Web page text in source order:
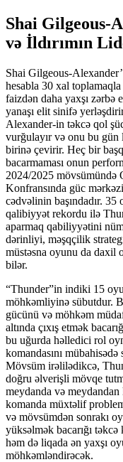
Shai Gilgeous-
və İldırımın
Shai Gilgeous-
hesabla 30 xal toplamaqla
faizdən daha yaxşı
yanaşı elit sinifə
Alexander-in təkcə qol
vurğulayır və onu bu gün
birinə çevirir. Heç bir
bacarmaması onun
2024/2025
Konfransında güc
cədvəlinin başındadır.
qalibiyyət rekordu ilə
aparmaq qabiliyyətini
dərinliyi, məşqçilik
müstəsna oyunu da daxil
bilər.
“Thunder”in indiki 15
möhkəmliyinə sübutdur.
gücünü və möhkəm
altında çıxış etmək
bu uğurda həlledici rol
komandasını
Mövsüm irəlilədikcə,
doğru əlverişli mövqe
meydanda və
komanda müxtəlif
və mövsümdən sonrakı
yüksəlmək bacarığı təkcə
həm də liqada ən yaxşı
möhkəmləndirəcək.